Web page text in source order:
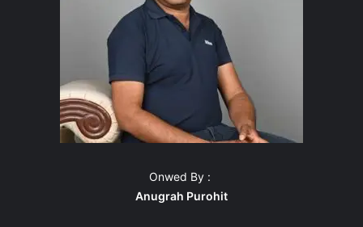
Onwed By :
Anugrah Purohit